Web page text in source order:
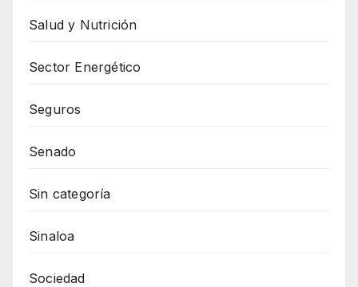
Salud y Nutrición
Sector Energético
Seguros
Senado
Sin categoría
Sinaloa
Sociedad